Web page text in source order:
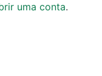
uma conta.